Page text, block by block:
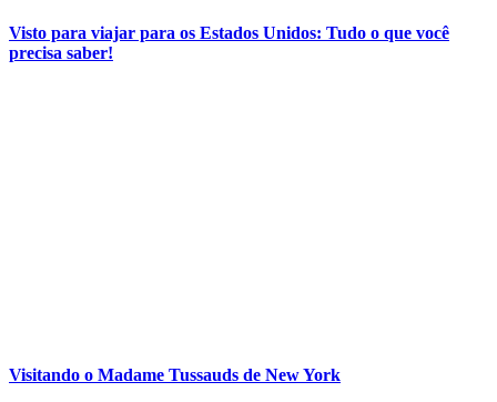
Visto para viajar para os Estados Unidos: Tudo o que você
precisa saber!
Visitando o Madame Tussauds de New York